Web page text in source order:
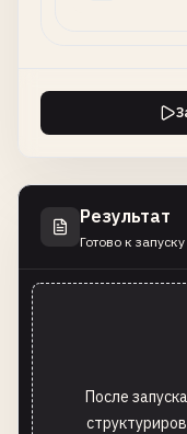
Результат
Готово к запуску
После